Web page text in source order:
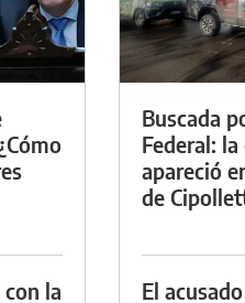
la
Buscada
Federal:
apareció
de
El